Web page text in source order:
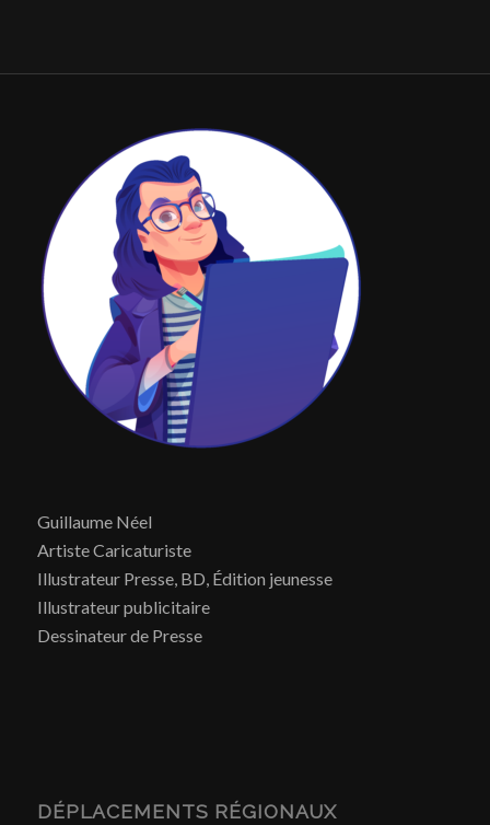
Guillaume Néel
Artiste Caricaturiste
Illustrateur Presse, BD, Édition jeunesse
Illustrateur publicitaire
Dessinateur de Presse
DÉPLACEMENTS RÉGIONAUX